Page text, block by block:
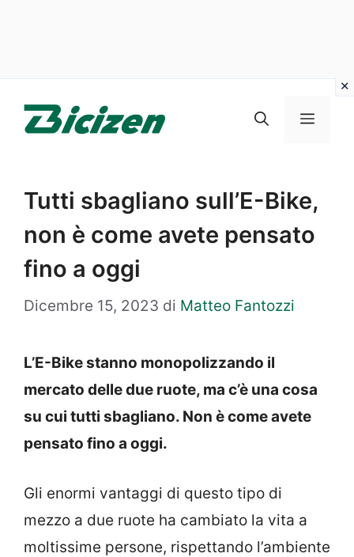
Menu
Tutti sbagliano sull’E-Bike,
non è come avete pensato
fino a oggi
Dicembre 15, 2023 di Matteo Fantozzi
L’E-Bike stanno monopolizzando il
mercato delle due ruote, ma c’è una cosa
su cui tutti sbagliano. Non è come avete
pensato fino a oggi.
Gli enormi vantaggi di questo tipo di
mezzo a due ruote ha cambiato la vita a
moltissime persone, rispettando l’ambiente